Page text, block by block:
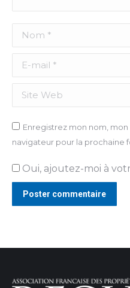
Nom *
E-mail *
Site Web
Enregistrez mon nom,
navigateur pour la prochaine
Oui, ajoutez-moi à
Poster commentaire